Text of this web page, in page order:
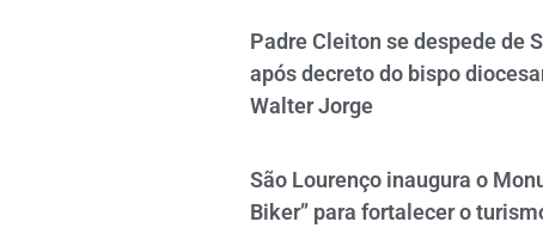
Padre Cleiton se despede de
após decreto do bispo
Walter Jorge
São Lourenço inaugura o
Biker” para fortalecer o